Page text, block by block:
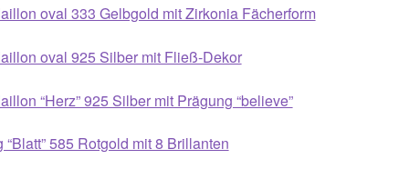
oval 333 Gelbgold mit Zirkonia Fächerform
oval 925 Silber mit Fließ-Dekor
“Herz” 925 Silber mit Prägung “believe”
“Blatt” 585 Rotgold mit 8 Brillanten